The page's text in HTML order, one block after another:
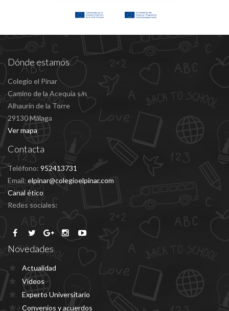
Dónde estamos
Colegio el Pinar
Camino de la Acequía s/n
Alhaurín de la Torre
29130 Málaga
Ver mapa
Contacta
Teléfono: 952413731
Email: elpinar@colegioelpinar.com
Canal ético
Redes sociales:
Novedades
Actualidad
Vídeos
Experto Universitario
Convenios y acuerdos